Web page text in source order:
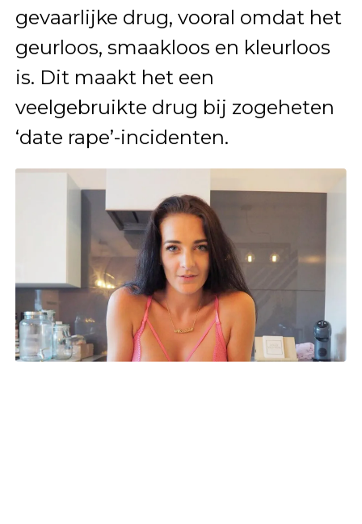
gevaarlijke drug, vooral omdat het
geurloos, smaakloos en kleurloos
is. Dit maakt het een
veelgebruikte drug bij zogeheten
‘date rape’-incidenten.